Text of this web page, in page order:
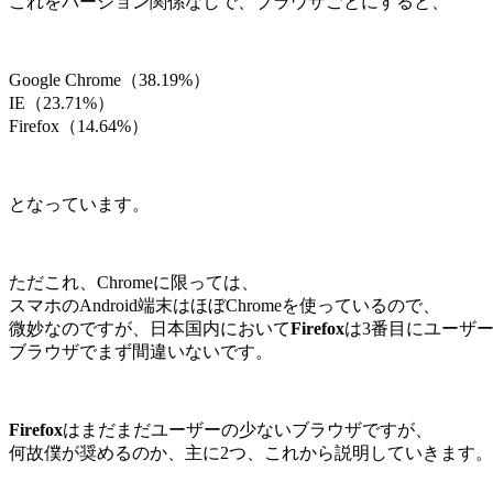
Google Chrome（38.19%）
IE（23.71%）
Firefox（14.64%）
となっています。
ただこれ、Chromeに限っては、
スマホのAndroid端末はほぼChromeを使っているので、
微妙なのですが、日本国内においてFirefoxは3番目にユーザ
ブラウザでまず間違いないです。
Firefoxはまだまだユーザーの少ないブラウザですが、
何故僕が奨めるのか、主に2つ、これから説明していきます。